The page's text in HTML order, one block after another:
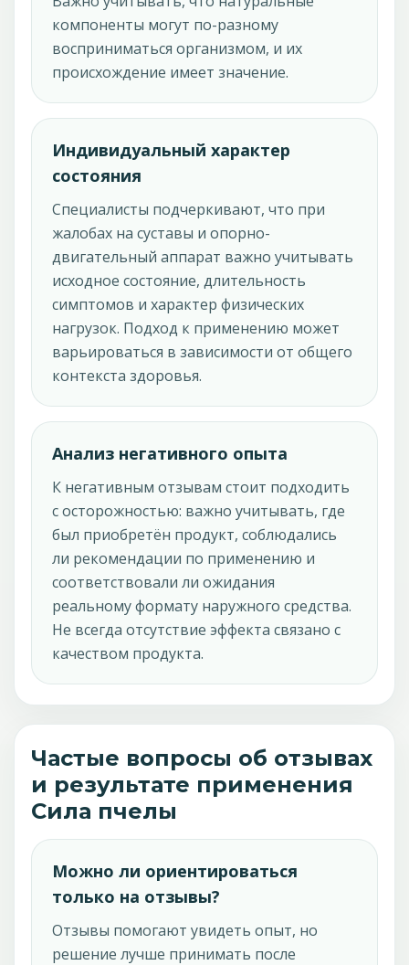
компоненты могут по-разному
восприниматься организмом, и их
происхождение имеет значение.
Индивидуальный характер
состояния
Специалисты подчеркивают, что при
жалобах на суставы и опорно-
двигательный аппарат важно учитывать
исходное состояние, длительность
симптомов и характер физических
нагрузок. Подход к применению может
варьироваться в зависимости от общего
контекста здоровья.
Анализ негативного опыта
К негативным отзывам стоит подходить
с осторожностью: важно учитывать, где
был приобретён продукт, соблюдались
ли рекомендации по применению и
соответствовали ли ожидания
реальному формату наружного средства.
Не всегда отсутствие эффекта связано с
качеством продукта.
Частые вопросы об отзывах
и результате применения
Сила пчелы
Можно ли ориентироваться
только на отзывы?
Отзывы помогают увидеть опыт, но
решение лучше принимать после